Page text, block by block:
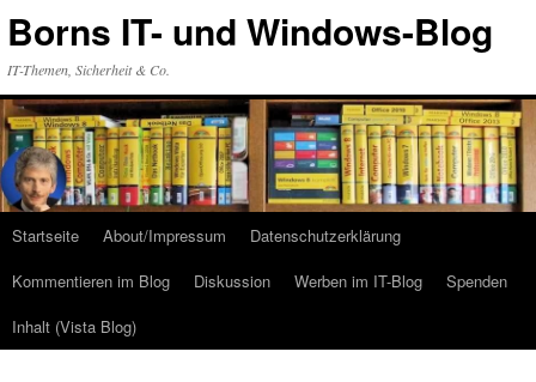
Inhalt
Borns IT- und Windows-Blog
IT-Themen, Sicherheit & Co.
Startseite About/Impressum
Datenschutzerklärung
Kommentieren im Blog
Diskussion Werben im IT-Blog
Spenden
Inhalt (Vista Blog)